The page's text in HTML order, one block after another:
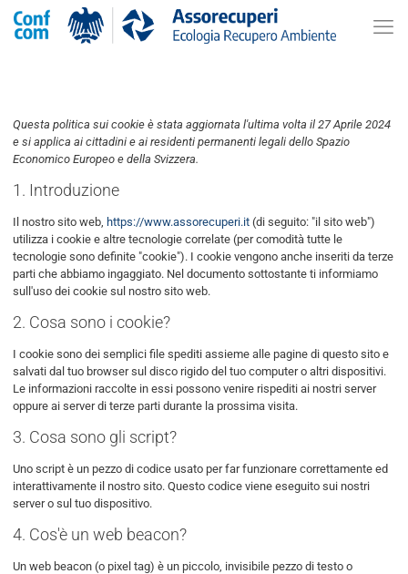
Questa politica sui cookie è stata aggiornata l'ultima volta il 27 Aprile 2024
e si applica ai cittadini e ai residenti permanenti legali dello Spazio
Economico Europeo e della Svizzera.
1. Introduzione
Il nostro sito web, https://www.assorecuperi.it (di seguito: "il sito web")
utilizza i cookie e altre tecnologie correlate (per comodità tutte le
tecnologie sono definite "cookie"). I cookie vengono anche inseriti da terze
parti che abbiamo ingaggiato. Nel documento sottostante ti informiamo
sull'uso dei cookie sul nostro sito web.
2. Cosa sono i cookie?
I cookie sono dei semplici file spediti assieme alle pagine di questo sito e
salvati dal tuo browser sul disco rigido del tuo computer o altri dispositivi.
Le informazioni raccolte in essi possono venire rispediti ai nostri server
oppure ai server di terze parti durante la prossima visita.
3. Cosa sono gli script?
Uno script è un pezzo di codice usato per far funzionare correttamente ed
interattivamente il nostro sito. Questo codice viene eseguito sui nostri
server o sul tuo dispositivo.
4. Cos'è un web beacon?
Un web beacon (o pixel tag) è un piccolo, invisibile pezzo di testo o